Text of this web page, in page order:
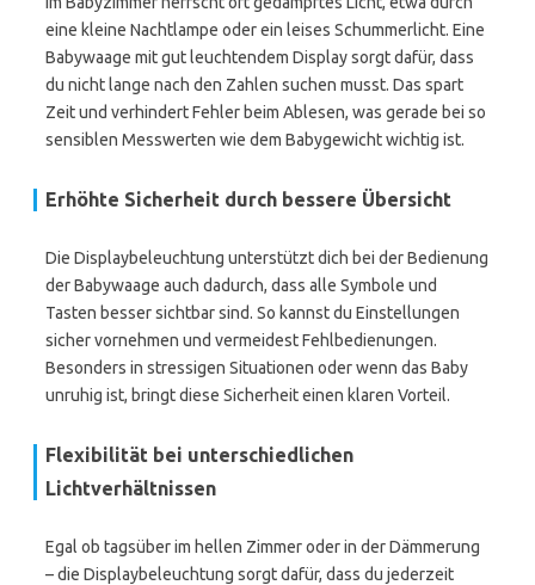
eine kleine Nachtlampe oder ein leises Schummerlicht. Eine
Babywaage mit gut leuchtendem Display sorgt dafür, dass
du nicht lange nach den Zahlen suchen musst. Das spart
Zeit und verhindert Fehler beim Ablesen, was gerade bei so
sensiblen Messwerten wie dem Babygewicht wichtig ist.
Erhöhte Sicherheit durch bessere Übersicht
Die Displaybeleuchtung unterstützt dich bei der Bedienung
der Babywaage auch dadurch, dass alle Symbole und
Tasten besser sichtbar sind. So kannst du Einstellungen
sicher vornehmen und vermeidest Fehlbedienungen.
Besonders in stressigen Situationen oder wenn das Baby
unruhig ist, bringt diese Sicherheit einen klaren Vorteil.
Flexibilität bei unterschiedlichen
Lichtverhältnissen
Egal ob tagsüber im hellen Zimmer oder in der Dämmerung
– die Displaybeleuchtung sorgt dafür, dass du jederzeit